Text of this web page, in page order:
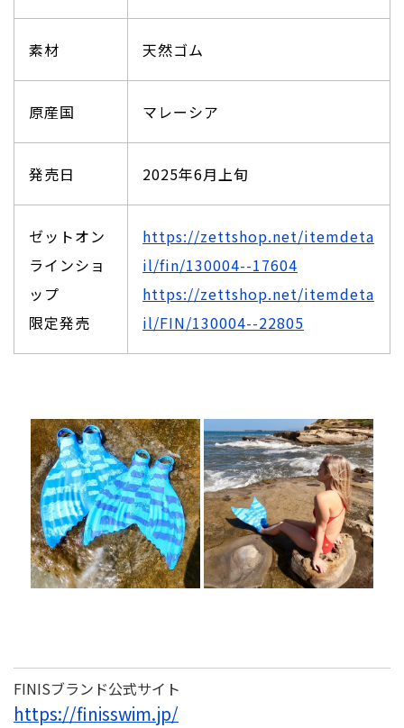
素材 天然ゴム
原産国 マレーシア
発売日 2025年6月上旬
ゼットオン
ラインショ
ップ
限定発売
https://zettshop.net/itemdeta
il/fin/130004--17604
https://zettshop.net/itemdeta
il/FIN/130004--22805
FINISブランド公式サイト
https://finisswim.jp/